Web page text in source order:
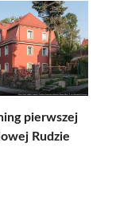
pierwszej
Rudzie